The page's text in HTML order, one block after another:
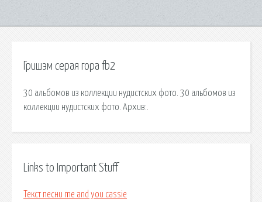
Гришэм серая гора fb2
30 альбомов из коллекции нудистских фото. 30 альбомов из
коллекции нудистских фото. Архив:.
Links to Important Stuff
Текст песни me and you cassie